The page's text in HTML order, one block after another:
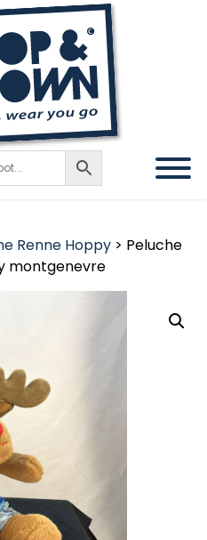
Renne Hoppy> Peluche
montgenevre